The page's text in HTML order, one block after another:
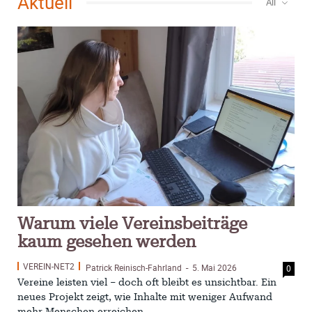
Patrick Reinisch-Fahrland
YouthVoice.de
Jugendliche im Gespräch mit
Bürgermeisterkandidaten
S. Reinisch - 7. August 2026
Postbank ade – Bargeld und Beratung nach der
Schließung
S. Reinisch
12. Januar 2025
Vorlesen schafft Zukunft – Niedersachsen wirbt für
Lesekultur
Patrick Reinisch-Fahrland - 19. November 2024
Erfolgreiche Spendenaktion für Kita Villa Nordstern
Patrick Reinisch-Fahrland
14. November 2024
Ausbildungsfrühstück Lehrte – Austausch, Einblicke
und Chancen
Warum viele Vereinsbeiträge
kaum gesehen werden
VEREIN-NET2 Patrick Reinisch-Fahrland - 5. Mai 2026 0
Vereine leisten viel – doch oft bleibt es unsichtbar. Ein
neues Projekt zeigt, wie Inhalte mit weniger Aufwand